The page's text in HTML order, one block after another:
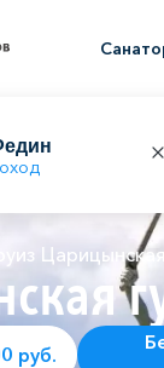
руб.